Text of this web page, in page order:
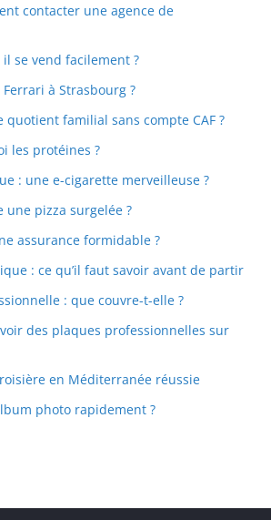
contacter une agence de
se vend facilement ?
à Strasbourg ?
quotient familial sans compte CAF ?
les protéines ?
: une e-cigarette merveilleuse ?
une pizza surgelée ?
assurance formidable ?
: ce qu’il faut savoir avant de partir
: que couvre-t-elle ?
des plaques professionnelles sur
en Méditerranée réussie
photo rapidement ?